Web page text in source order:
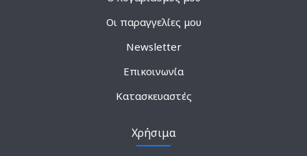
Οι παραγγελίες μου
Newsletter
Επικοινωνία
Κατασκευαστές
Χρήσιμα